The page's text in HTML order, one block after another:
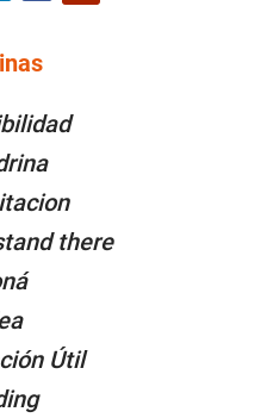
Facebook
there
Útil